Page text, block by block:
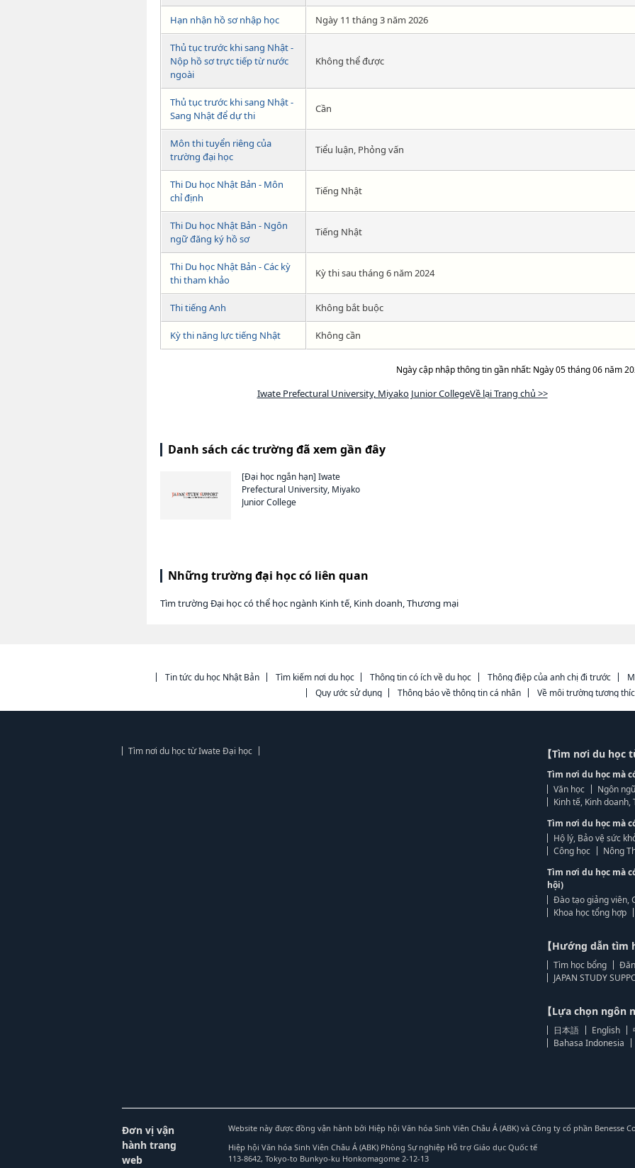
Hạn nhận hồ sơ nhập học Ngày 11 tháng 3 năm 2026
Thủ tục trước khi sang Nhật -
Nộp hồ sơ trực tiếp từ nước
ngoài
Không thể được
Thủ tục trước khi sang Nhật -
Sang Nhật để dự thi
Cần
Môn thi tuyển riêng của
trường đại học
Tiểu luận, Phỏng vấn
Thi Du học Nhật Bản - Môn
chỉ định
Tiếng Nhật
Thi Du học Nhật Bản - Ngôn
ngữ đăng ký hồ sơ
Tiếng Nhật
Thi Du học Nhật Bản - Các kỳ
thi tham khảo
Kỳ thi sau tháng 6 năm 2024
Thi tiếng Anh Không bắt buộc
Kỳ thi năng lực tiếng Nhật Không cần
Ngày cập nhập thông tin gần nhất: Ngày 05 tháng 06 năm
Iwate Prefectural University, Miyako Junior CollegeVề lại Trang chủ >>
Danh sách các trường đã xem gần đây
[Đại học ngắn hạn] Iwate
Prefectural University, Miyako
Junior College
Những trường đại học có liên quan
Tìm trường Đại học có thể học ngành Kinh tế, Kinh doanh, Thương mại
Tin tức du học Nhật Bản Tìm kiếm nơi du học Thông tin có ích về du học Thông điệp của anh chị đi trước
Quy ước sử dụng
Thông báo về thông tin cá nhân Về môi trường tương
Tìm nơi du học từ Iwate Đại học 【Tìm nơi du học
Tìm nơi du học mà
Văn học
Ngôn
Kinh tế, Kinh
Tìm nơi du học mà
Hộ lý, Bảo vệ sức
Công học
Nông
Tìm nơi du học mà
hội)
Đào tạo giảng viên,
Khoa học tổng hợp
【Hướng dẫn tìm
Tìm học bổng
JAPAN STUDY
【Lựa chọn ngôn
日本語 English
Bahasa Indonesia
Đơn vị vận
hành trang
web
Website này được đồng vận hành bởi Hiệp hội Văn hóa Sinh Viên Châu Á (ABK) và Công ty cổ phần Benesse
Hiệp hội Văn hóa Sinh Viên Châu Á (ABK) Phòng Sự nghiệp Hỗ trợ Giáo dục Quốc tế
113-8642, Tokyo-to Bunkyo-ku Honkomagome 2-12-13